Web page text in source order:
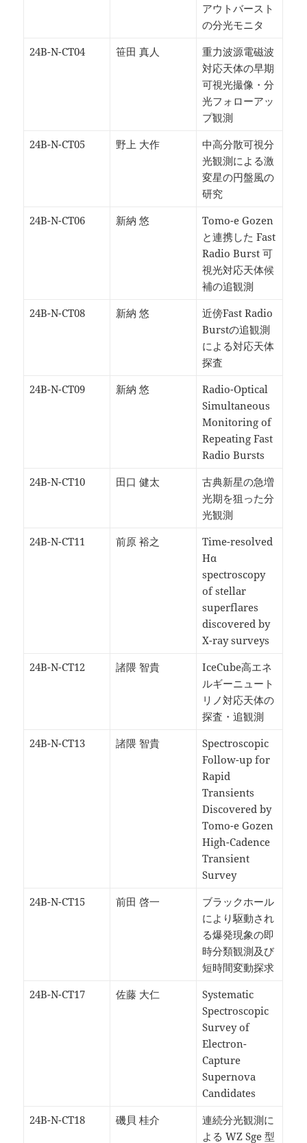
アウトバースト
の分光モニタ
24B-N-CT04
笹田 真人
重力波源電磁波
対応天体の早期
可視光撮像・分
光フォローアッ
プ観測
24B-N-CT05
野上 大作
中高分散可視分
光観測による激
変星の円盤風の
研究
24B-N-CT06
新納 悠
Tomo-e Gozen
と連携した Fast
Radio Burst 可
視光対応天体候
補の追観測
24B-N-CT08
新納 悠
近傍Fast Radio
Burstの追観測
による対応天体
探査
24B-N-CT09
新納 悠
Radio-Optical
Simultaneous
Monitoring of
Repeating Fast
Radio Bursts
24B-N-CT10
田口 健太
古典新星の急増
光期を狙った分
光観測
24B-N-CT11
前原 裕之
Time-resolved
Hα
spectroscopy
of stellar
superflares
discovered by
X-ray surveys
24B-N-CT12
諸隈 智貴
IceCube高エネ
ルギーニュート
リノ対応天体の
探査・追観測
24B-N-CT13
諸隈 智貴
Spectroscopic
Follow-up for
Rapid
Transients
Discovered by
Tomo-e Gozen
High-Cadence
Transient
Survey
24B-N-CT15
前田 啓一
ブラックホール
により駆動され
る爆発現象の即
時分類観測及び
短時間変動探求
24B-N-CT17
佐藤 大仁
Systematic
Spectroscopic
Survey of
Electron-
Capture
Supernova
Candidates
24B-N-CT18
磯貝 桂介
連続分光観測に
よる WZ Sge 型